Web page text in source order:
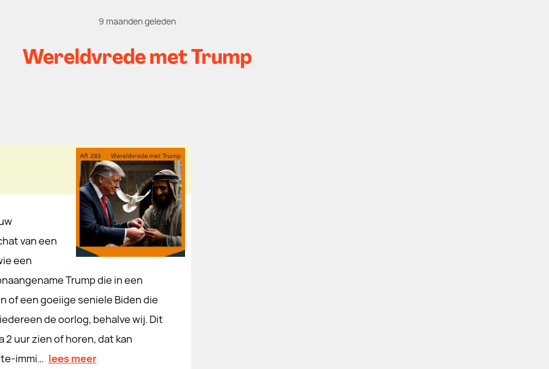
9 maanden geleden
Wereldvrede met Trump
van een
een
Trump die in een
of een goeiige seniele Biden die
de oorlog, behalve wij. Dit
2 uur zien of horen, dat kan
immi… lees meer